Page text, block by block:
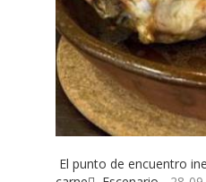
El punto de encuentro